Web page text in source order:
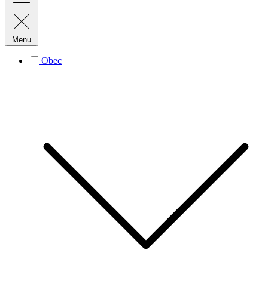
Menu
Obec